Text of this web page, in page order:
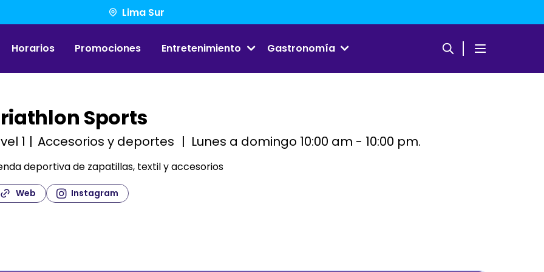
Lima Sur
Horarios Promociones Entretenimiento Gastronomía
Sports
1 Accesorios y deportes Lunes a domingo 10:00 am - 10:00 pm
deportiva de zapatillas, textil y accesorios
Web Instagram